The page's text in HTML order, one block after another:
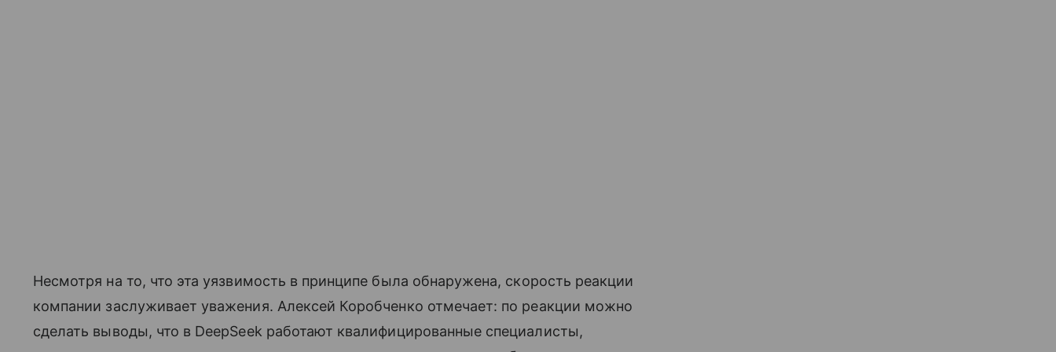
Несмотря на то, что эта уязвимость в принципе была обнаружена, скорость реакции
компании заслуживает уважения. Алексей Коробченко отмечает: по реакции можно
сделать выводы, что в DeepSeek работают квалифицированные специалисты,